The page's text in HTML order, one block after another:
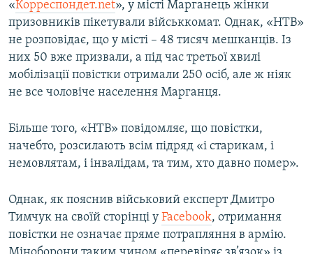
«Корреспондет.net», у місті Марганець жінки
призовників пікетували військкомат. Однак, «НТВ»
не розповідає, що у місті – 48 тисяч мешканців. Із
них 50 вже призвали, а під час третьої хвилі
мобілізації повістки отримали 250 осіб, але ж ніяк
не все чоловіче населення Марганця.
Більше того, «НТВ» повідомляє, що повістки,
начебто, розсилають всім підряд «і старикам, і
немовлятам, і інвалідам, та тим, хто давно помер».
Однак, як пояснив військовий експерт Дмитро
Тимчук на своїй сторінці у Facebook, отримання
повістки не означає пряме потрапляння в армію.